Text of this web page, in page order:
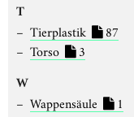
T
Tierplastik
87
Torso
3
W
Wappensäule 1